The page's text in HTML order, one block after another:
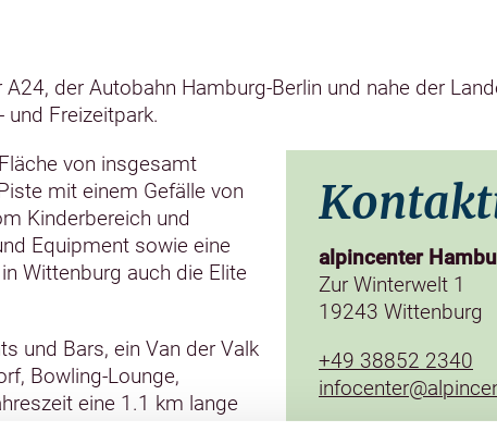
der Autobahn Hamburg-Berlin und nahe der
Freizeitpark.
von insgesamt
mit einem Gefälle von
Kinderbereich und
Equipment sowie eine
Wittenburg auch die Elite
und Bars, ein Van der Valk
Bowling-Lounge,
eine 1.1 km lange
alpincenter
Zur Winterwelt 1
19243 Wittenburg
+49 38852 2340